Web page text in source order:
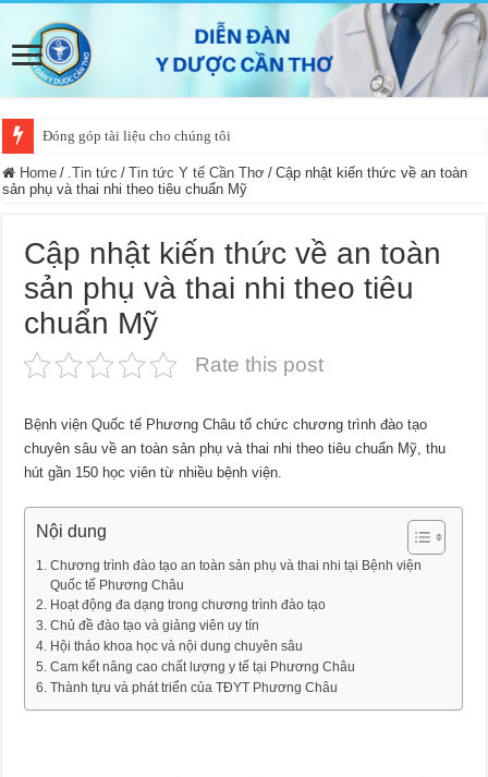
Đóng góp tài liệu cho chúng tôi
Home / .Tin tức / Tin tức Y tế Cần Thơ / Cập nhật kiến thức về an toàn
sản phụ và thai nhi theo tiêu chuẩn Mỹ
Cập nhật kiến thức về an toàn
sản phụ và thai nhi theo tiêu
chuẩn Mỹ
Rate this post
Bệnh viện Quốc tế Phương Châu tổ chức chương trình đào tạo
chuyên sâu về an toàn sản phụ và thai nhi theo tiêu chuẩn Mỹ, thu
hút gần 150 học viên từ nhiều bệnh viện.
Nội dung
Chương trình đào tạo an toàn sản phụ và thai nhi tại Bệnh viện
Quốc tế Phương Châu
Hoạt động đa dạng trong chương trình đào tạo
Chủ đề đào tạo và giảng viên uy tín
Hội thảo khoa học và nội dung chuyên sâu
Cam kết nâng cao chất lượng y tế tại Phương Châu
Thành tựu và phát triển của TĐYT Phương Châu